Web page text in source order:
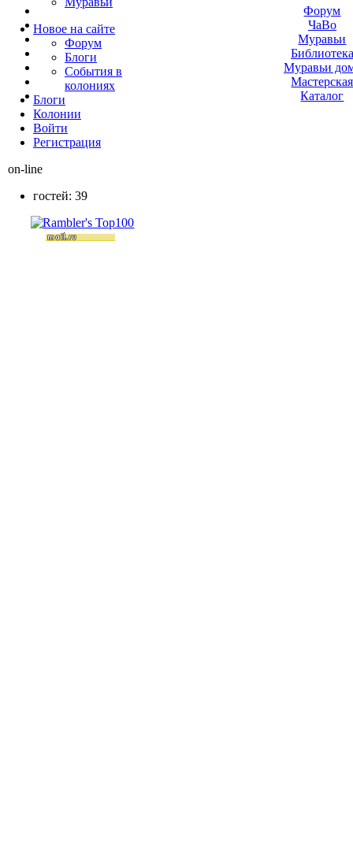
Новое на сайте
Форум
Блоги
События в
колониях
Блоги
Колонии
Войти
Peгиcтpaция
on-line
гостей: 39
Форум
ЧаВо
Муравьи
Библиотека
Муравьи
Мастерская
Каталог